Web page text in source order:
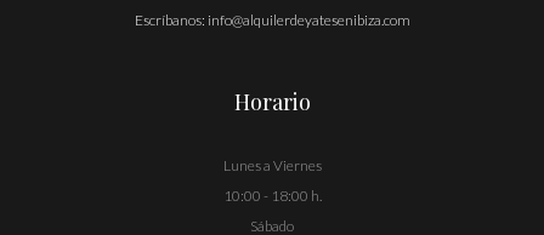
Escríbanos: info@alquilerdeyatesenibiza.com
Horario
Lunes a Viernes
10:00 - 18:00 h.
Sábado